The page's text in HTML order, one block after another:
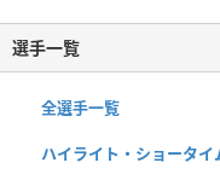
選手一覧
全選手一覧
ハイライト・ショータイ